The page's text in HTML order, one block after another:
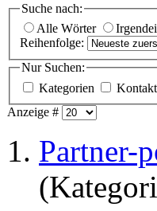
Suche nach:
Alle Wörter
Reihenfolge:
Nur Suchen:
Kategorien
Anzeige #
1. Partner-